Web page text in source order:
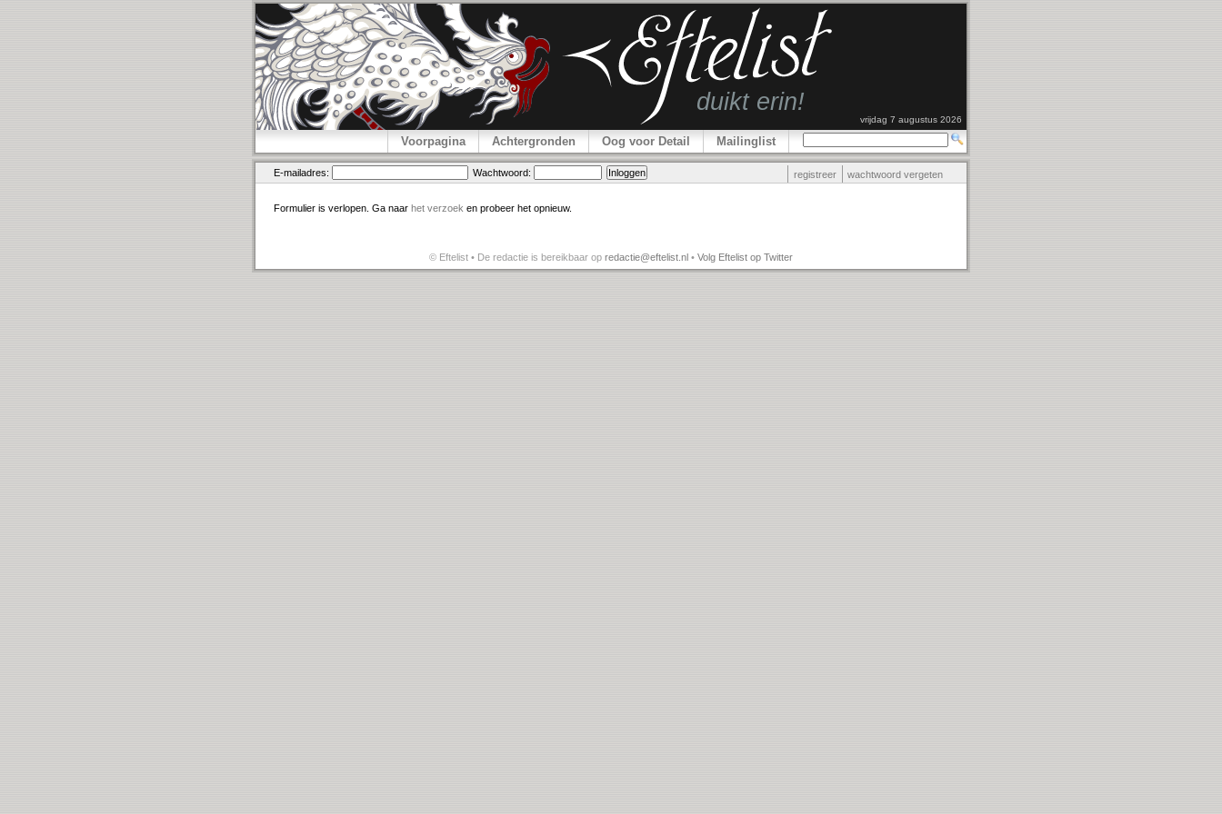
vrijdag 7 augustus 2026
Voorpagina Achtergronden Oog voor Detail Mailinglist
E-mailadres: Wachtwoord: registreer wachtwoord vergeten
Formulier is verlopen. Ga naar het verzoek en probeer het opnieuw.
© Eftelist • De redactie is bereikbaar op redactie@eftelist.nl • Volg Eftelist op Twitter